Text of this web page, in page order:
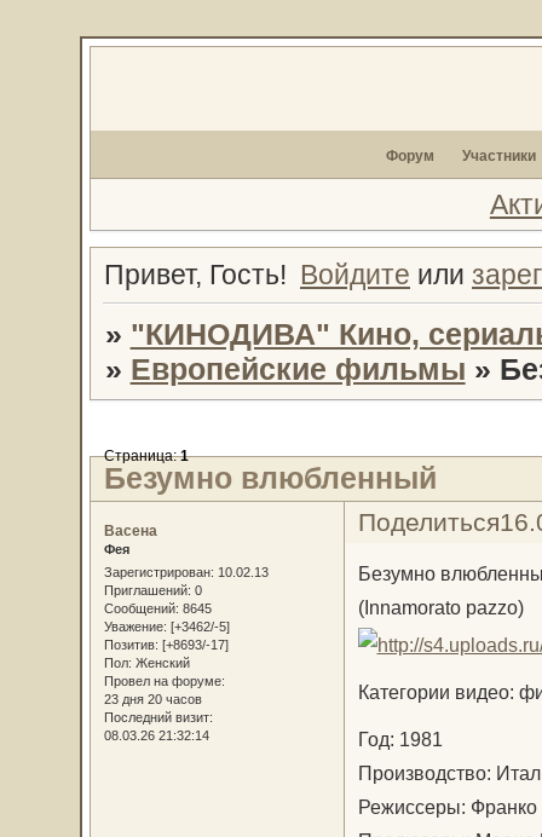
Форум Участники
Привет, Гость! Войдите или
» "КИНОДИВА" Кино,
» Европейские фильмы »
Безумно влюбленный
Страница:1
Поделиться
Васена
Фея
Зарегистрирован: 10.02.13
Приглашений: 0
Сообщений: 8645
Уважение: [+3462/-5]
Позитив: [+8693/-17]
Пол: Женский
Провел на форуме:
23 дня 20 часов
Последний визит:
08.03.26 21:32:14
Безумно
(Innamorato pazzo)
Категории видео:
Год: 1981
Производство:
Режиссеры: